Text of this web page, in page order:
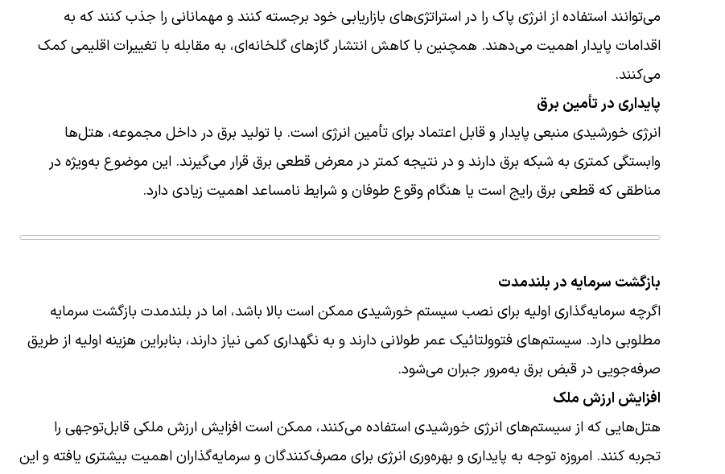
می‌توانند استفاده از انرژی پاک را در استراتژی‌های بازاریابی خود برجسته کنند و مهمانانی را جذب کنند که به
اقدامات پایدار اهمیت می‌دهند. همچنین با کاهش انتشار گازهای گلخانه‌ای، به مقابله با تغییرات اقلیمی کمک
می‌کنند.
پایداری در تأمین برق
انرژی خورشیدی منبعی پایدار و قابل اعتماد برای تأمین انرژی است. با تولید برق در داخل مجموعه، هتل‌ها
وابستگی کمتری به شبکه برق دارند و در نتیجه کمتر در معرض قطعی برق قرار می‌گیرند. این موضوع به‌ویژه در
مناطقی که قطعی برق رایج است یا هنگام وقوع طوفان و شرایط نامساعد اهمیت زیادی دارد.
بازگشت سرمایه در بلندمدت
اگرچه سرمایه‌گذاری اولیه برای نصب سیستم خورشیدی ممکن است بالا باشد، اما در بلندمدت بازگشت سرمایه
مطلوبی دارد. سیستم‌های فتوولتائیک عمر طولانی دارند و به نگهداری کمی نیاز دارند، بنابراین هزینه اولیه از طریق
صرفه‌جویی در قبض برق به‌مرور جبران می‌شود.
افزایش ارزش ملک
هتل‌هایی که از سیستم‌های انرژی خورشیدی استفاده می‌کنند، ممکن است افزایش ارزش ملکی قابل‌توجهی را
تجربه کنند. امروزه توجه به پایداری و بهره‌وری انرژی برای مصرف‌کنندگان و سرمایه‌گذاران اهمیت بیشتری یافته و این